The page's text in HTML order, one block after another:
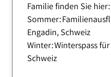
Familie finden Sie hier:
Sommer:
Engadin, Schweiz
Winter: Winterspass
Schweiz